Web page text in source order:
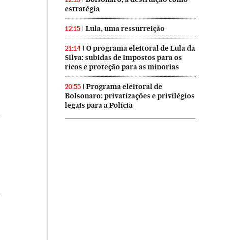
estratégia
12:15 Lula, uma ressurreição
21:14
O programa eleitoral de Lula da
Silva: subidas de impostos para os
ricos e proteção para as minorias
20:55
Programa eleitoral de
Bolsonaro: privatizações e privilégios
legais para a Polícia